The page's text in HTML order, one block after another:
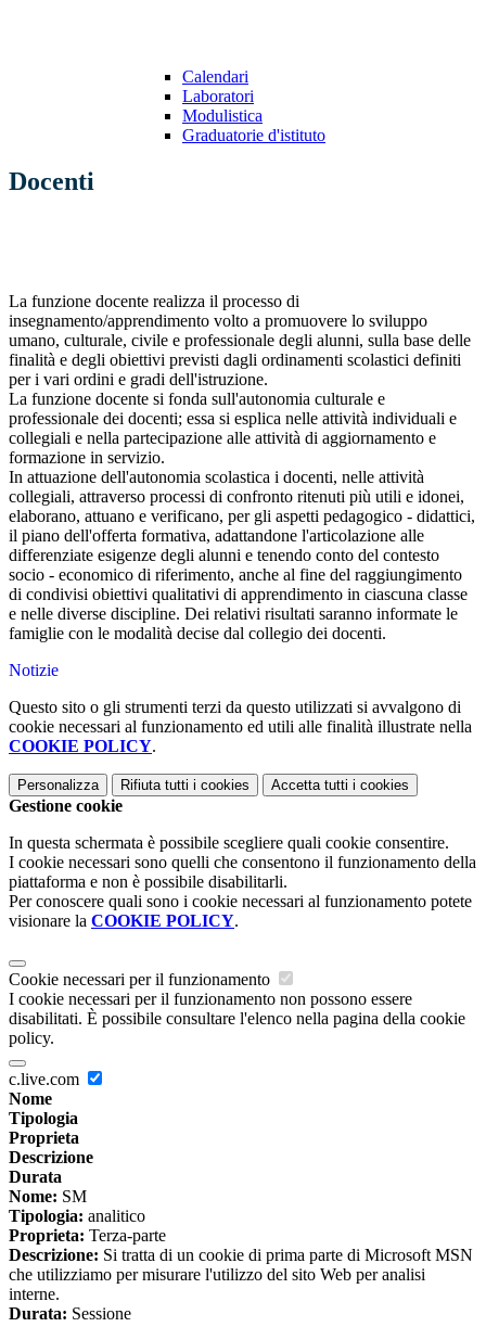
Calendari
Laboratori
Modulistica
Graduatorie d'istituto
Docenti
La funzione docente realizza il processo di
insegnamento/apprendimento volto a promuovere lo sviluppo
umano, culturale, civile e professionale degli alunni, sulla base delle
finalità e degli obiettivi previsti dagli ordinamenti scolastici definiti
per i vari ordini e gradi dell'istruzione.
La funzione docente si fonda sull'autonomia culturale e
professionale dei docenti; essa si esplica nelle attività individuali e
collegiali e nella partecipazione alle attività di aggiornamento e
formazione in servizio.
In attuazione dell'autonomia scolastica i docenti, nelle attività
collegiali, attraverso processi di confronto ritenuti più utili e idonei,
elaborano, attuano e verificano, per gli aspetti pedagogico - didattici,
il piano dell'offerta formativa, adattandone l'articolazione alle
differenziate esigenze degli alunni e tenendo conto del contesto
socio - economico di riferimento, anche al fine del raggiungimento
di condivisi obiettivi qualitativi di apprendimento in ciascuna classe
e nelle diverse discipline. Dei relativi risultati saranno informate le
famiglie con le modalità decise dal collegio dei docenti.
Notizie
Questo sito o gli strumenti terzi da questo utilizzati si avvalgono di
cookie necessari al funzionamento ed utili alle finalità illustrate nella
COOKIE POLICY.
Personalizza Rifiuta tutti i cookies Accetta tutti i cookies
Gestione cookie
In questa schermata è possibile scegliere quali cookie consentire.
I cookie necessari sono quelli che consentono il funzionamento della
piattaforma e non è possibile disabilitarli.
Per conoscere quali sono i cookie necessari al funzionamento potete
visionare la COOKIE POLICY.
Cookie necessari per il funzionamento
I cookie necessari per il funzionamento non possono essere
disabilitati. È possibile consultare l'elenco nella pagina della cookie
policy.
c.live.com
Nome
Tipologia
Proprieta
Descrizione
Durata
Nome: SM
Tipologia: analitico
Proprieta: Terza-parte
Descrizione: Si tratta di un cookie di prima parte di Microsoft MSN
che utilizziamo per misurare l'utilizzo del sito Web per analisi
interne.
Durata: Sessione